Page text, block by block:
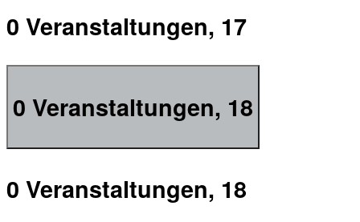
0 Veranstaltungen, 17
0 Veranstaltungen, 18
0 Veranstaltungen, 18